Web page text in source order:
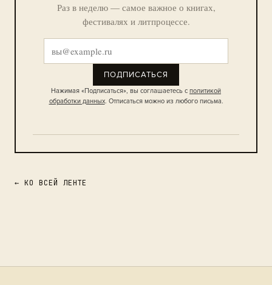
Раз в неделю — самое важное о книгах,
фестивалях и литпроцессе.
ПОДПИСАТЬСЯ
Нажимая «Подписаться», вы соглашаетесь с политикой
обработки данных. Отписаться можно из любого письма.
← КО ВСЕЙ ЛЕНТЕ